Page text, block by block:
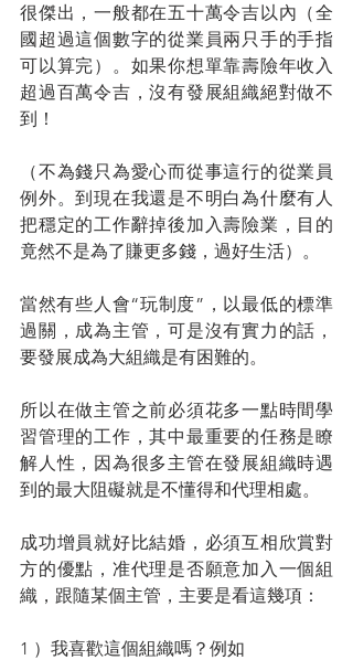
很傑出，一般都在五十萬令吉以內（全
國超過這個數字的從業員兩只手的手指
可以算完）。如果你想單靠壽險年收入
超過百萬令吉，沒有發展組織絕對做不
到！
（不為錢只為愛心而從事這行的從業員
例外。到現在我還是不明白為什麼有人
把穩定的工作辭掉後加入壽險業，目的
竟然不是為了賺更多錢，過好生活）。
當然有些人會“玩制度”，以最低的標準
過關，成為主管，可是沒有實力的話，
要發展成為大組織是有困難的。
所以在做主管之前必須花多一點時間學
習管理的工作，其中最重要的任務是瞭
解人性，因為很多主管在發展組織時遇
到的最大阻礙就是不懂得和代理相處。
成功增員就好比結婚，必須互相欣賞對
方的優點，准代理是否願意加入一個組
織，跟隨某個主管，主要是看這幾項：
1 ）我喜歡這個組織嗎？例如